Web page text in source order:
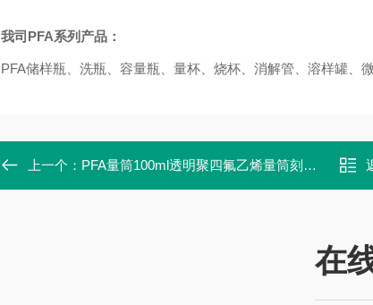
我司 PFA系列产品：
PFA储样瓶、洗瓶、容量瓶、量杯、烧杯、消解管、溶样罐、
上一个： PFA量筒100ml透明聚四氟乙烯量筒刻度准确
在